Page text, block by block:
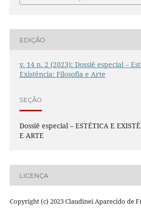
EDIÇÃO
v. 14 n. 2 (2023): Dossiê especial –
Existência: Filosofia e Arte
SEÇÃO
Dossiê especial – ESTÉTICA E
E ARTE
LICENÇA
Copyright (c) 2023 Claudinei Aparecido de